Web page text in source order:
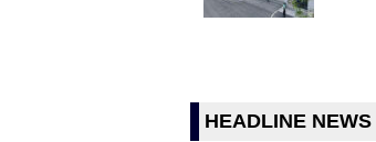
HEADLINE NEWS